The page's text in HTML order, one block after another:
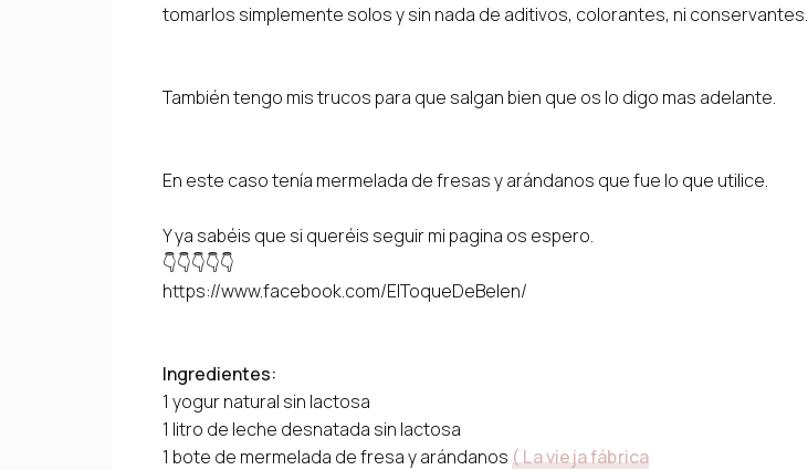
tomarlos simplemente solos y sin nada de aditivos, colorantes, ni conservantes.
También tengo mis trucos para que salgan bien que os lo digo mas adelante.
En este caso tenía mermelada de fresas y arándanos que fue lo que utilice.
Y ya sabéis que si queréis seguir mi pagina os espero.
👇👇👇👇👇
https://www.facebook.com/ElToqueDeBelen/
Ingredientes:
1 yogur natural sin lactosa
1 litro de leche desnatada sin lactosa
1 bote de mermelada de fresa y arándanos( La vieja fábrica